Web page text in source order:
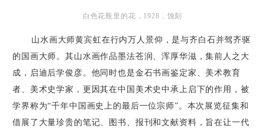
白色花瓶里的花，1928，蚀刻
山水画大师黄宾虹在行内万人景仰，是与齐白石并驾齐驱
的国画大师。其山水画作品墨法苍润、浑厚华滋，集前人之大
成，启迪后学俊彦。他同时也是金石书画鉴定家、美术教育
者、美术史学家，更因其在中国美术史中承上启下的作用，被
学界称为“千年中国画史上的最后一位宗师”。本次展览征集和
借展了大量珍贵的笔记、图书、报刊和文献资料，旨在让一代